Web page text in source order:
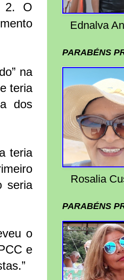
2. O
na
teria
dos
teria
seria
o
e
Ednalva
PARABÉNS
Rosalia
PARABÉNS